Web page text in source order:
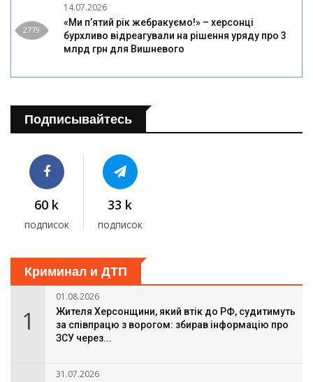
2779
14.07.2026
«Ми п’ятий рік жебракуємо!» – херсонці
бурхливо відреагували на рішення уряду про 3
млрд грн для Вишневого
Подписывайтесь
60 k
подписок
33 k
подписок
Криминал и ДТП
1
01.08.2026
Жителя Херсонщини, який втік до РФ, судитимуть
за співпрацю з ворогом: збирав інформацію про
ЗСУ через...
31.07.2026